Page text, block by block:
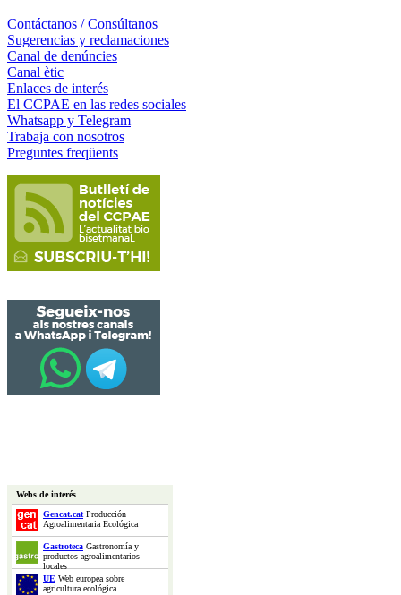
Contáctanos / Consúltanos
Sugerencias y reclamaciones
Canal de denúncies
Canal ètic
Enlaces de interés
El CCPAE en las redes sociales
Whatsapp y Telegram
Trabaja con nosotros
Preguntes freqüents
Webs de interés
Gencat.catProducción
Agroalimentaria Ecológica
Gastroteca Gastronomía y
productos agroalimentarios
locales
UE Web europea sobre
agricultura ecológica